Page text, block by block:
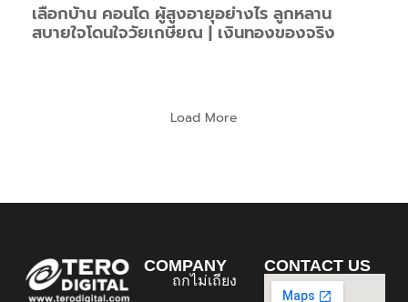
เลือกบ้าน คอนโด ผู้สูงอายุอย่างไร ลูกหลาน
สบายใจโดนใจวัยเกษียณ | เงินทองของจริง
Load More
COMPANY
ถกไม่เถียง
CONTACT US